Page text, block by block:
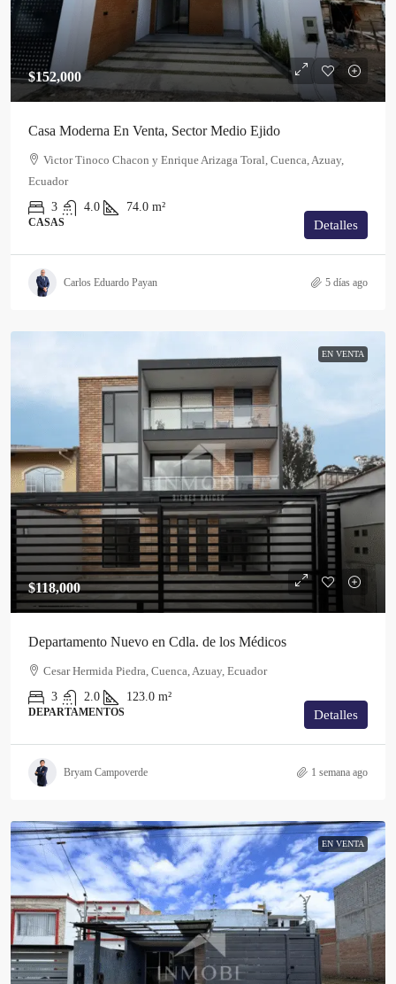
$152,000
Casa Moderna En Venta, Sector Medio Ejido
Victor Tinoco Chacon y Enrique Arizaga Toral, Cuenca, Azuay,
Ecuador
3
4.0 74.0 m²
CASAS Detalles
Carlos Eduardo Payan 5 días ago
EN VENTA
$118,000
Departamento Nuevo en Cdla. de los Médicos
Cesar Hermida Piedra, Cuenca, Azuay, Ecuador
3
2.0 123.0 m²
DEPARTAMENTOS Detalles
Bryam Campoverde 1 semana ago
EN VENTA